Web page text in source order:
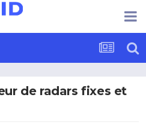
de radars fixes et